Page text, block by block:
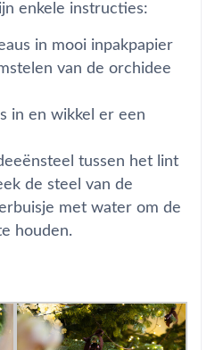
enkele instructies:
in mooi inpakpapier
van de orchidee
in en wikkel er een
tussen het lint
de steel van de
met water om de
houden.